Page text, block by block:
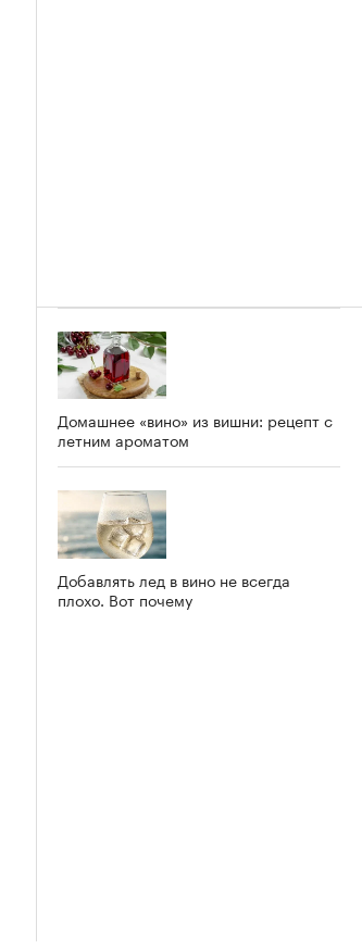
Домашнее «вино» из вишни: рецепт с
летним ароматом
Добавлять лед в вино не всегда
плохо. Вот почему